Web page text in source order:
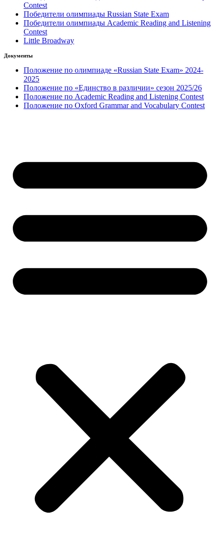
Contest
Победители олимпиады Russian State Exam
Победители олимпиады Academic Reading and Listening
Contest
Little Broadway
Документы
Положение по олимпиаде «Russian State Exam» 2024-
2025
Положение по «Единство в различии» сезон 2025/26
Положение по Academic Reading and Listening Contest
Положение по Oxford Grammar and Vocabulary Contest